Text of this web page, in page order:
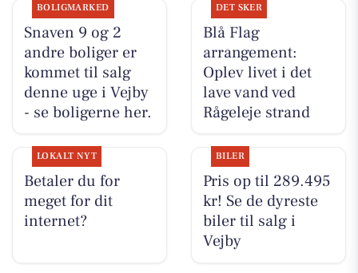
BOLIGMARKED
Snaven 9 og 2
andre boliger er
kommet til salg
denne uge i Vejby
- se boligerne her.
DET SKER
Blå Flag
arrangement:
Oplev livet i det
lave vand ved
Rågeleje strand
LOKALT NYT
Betaler du for
meget for dit
internet?
BILER
Pris op til 289.495
kr! Se de dyreste
biler til salg i
Vejby